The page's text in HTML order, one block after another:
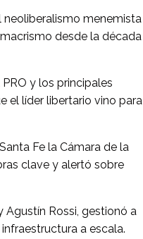
neoliberalismo menemista
desde la década
y los principales
el líder libertario vino para
Fe la Cámara de la
clave y alertó sobre
Rossi, gestionó a
a escala.